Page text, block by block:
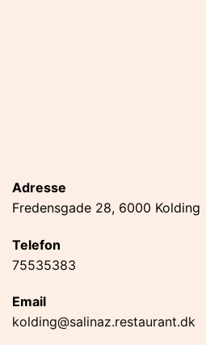
Adresse
Fredensgade 28, 6000 Kolding
Telefon
75535383
Email
kolding@salinaz.restaurant.dk